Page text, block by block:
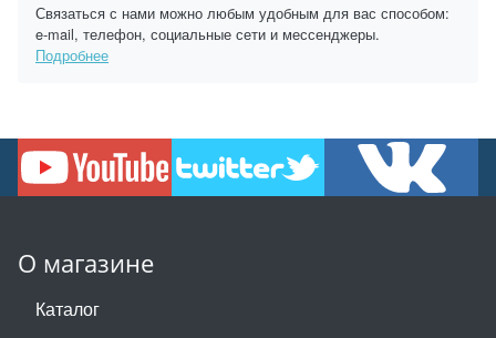
Связаться с нами можно любым удобным для вас способом:
e-mail, телефон, социальные сети и мессенджеры.
Подробнее
О магазине
Каталог